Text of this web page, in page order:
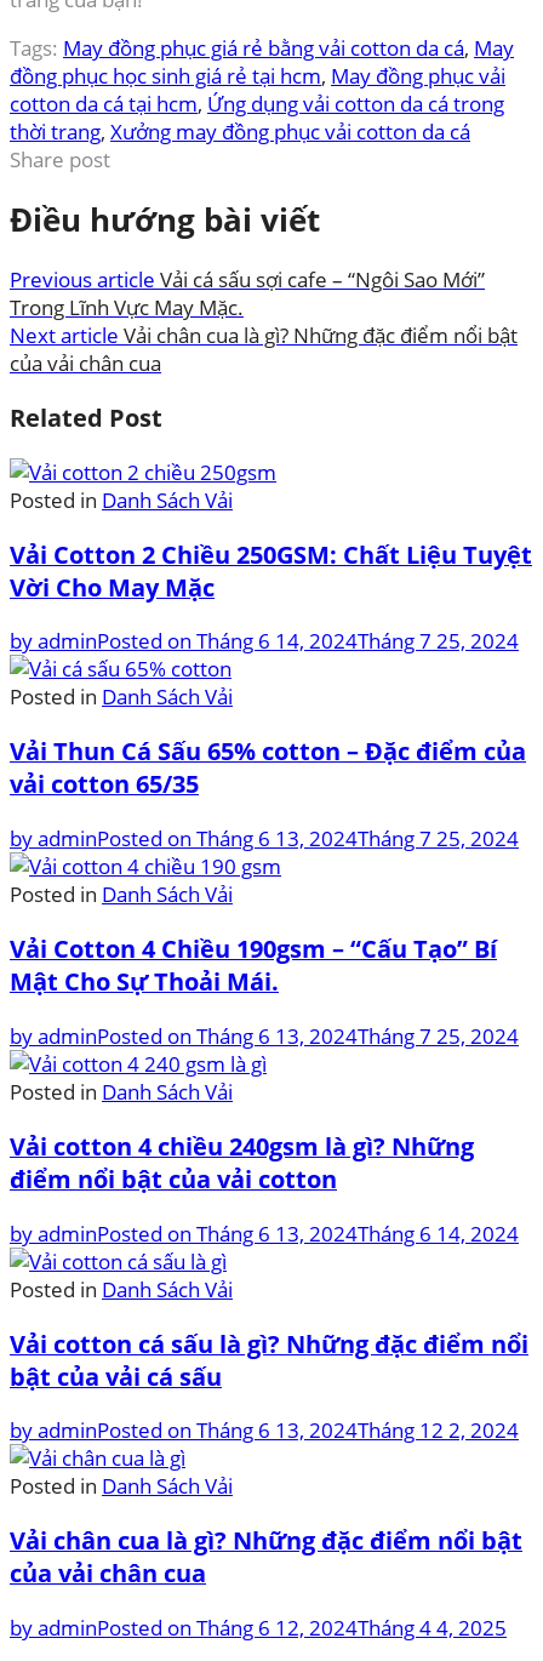
Tags: May đồng phục giá rẻ bằng vải cotton da cá, May
đồng phục học sinh giá rẻ tại hcm, May đồng phục vải
cotton da cá tại hcm, Ứng dụng vải cotton da cá trong
thời trang, Xưởng may đồng phục vải cotton da cá
Share post
Điều hướng bài viết
Previous article Vải cá sấu sợi cafe – “Ngôi Sao Mới”
Trong Lĩnh Vực May Mặc.
Next article Vải chân cua là gì? Những đặc điểm nổi bật
của vải chân cua
Related Post
Posted in Danh Sách Vải
Vải Cotton 2 Chiều 250GSM: Chất Liệu Tuyệt
Vời Cho May Mặc
byadminPosted on Tháng 6 14, 2024Tháng 7 25, 2024
Posted in Danh Sách Vải
Vải Thun Cá Sấu 65% cotton – Đặc điểm của
vải cotton 65/35
byadminPosted on Tháng 6 13, 2024Tháng 7 25, 2024
Posted in Danh Sách Vải
Vải Cotton 4 Chiều 190gsm – “Cấu Tạo” Bí
Mật Cho Sự Thoải Mái.
byadminPosted on Tháng 6 13, 2024Tháng 7 25, 2024
Posted in Danh Sách Vải
Vải cotton 4 chiều 240gsm là gì? Những
điểm nổi bật của vải cotton
byadminPosted on Tháng 6 13, 2024Tháng 6 14, 2024
Posted in Danh Sách Vải
Vải cotton cá sấu là gì? Những đặc điểm nổi
bật của vải cá sấu
byadminPosted on Tháng 6 13, 2024Tháng 12 2, 2024
Posted in Danh Sách Vải
Vải chân cua là gì? Những đặc điểm nổi bật
của vải chân cua
byadminPosted on Tháng 6 12, 2024Tháng 4 4, 2025